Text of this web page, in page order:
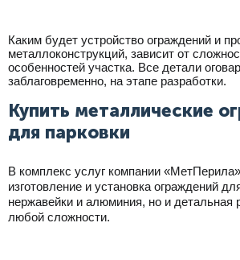
Каким будет устройство ограждений и
металлоконструкций, зависит от
особенностей участка. Все детали
заблаговременно, на этапе разработки.
Купить металлические
для парковки
В комплекс услуг компании
изготовление и установка ограждений
нержавейки и алюминия, но и детальная
любой сложности.